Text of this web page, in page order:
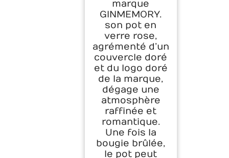
marque
GINMEMORY.
son pot en
verre rose,
agrémenté d’un
couvercle doré
et du logo doré
de la marque,
dégage une
atmosphère
raffinée et
romantique.
Une fois la
bougie brûlée,
le pot peut